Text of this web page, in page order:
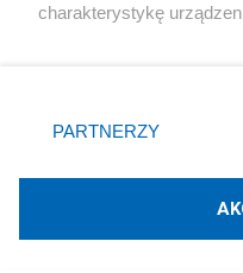
Technologię
charakterystykę
zmienić/wycofać klikając
znajdujący się w lewym
rodzaje przetwarzania
użytkownika, ale masz
PARTNERZY